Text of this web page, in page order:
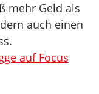
mehr Geld als
auch einen
auf Focus